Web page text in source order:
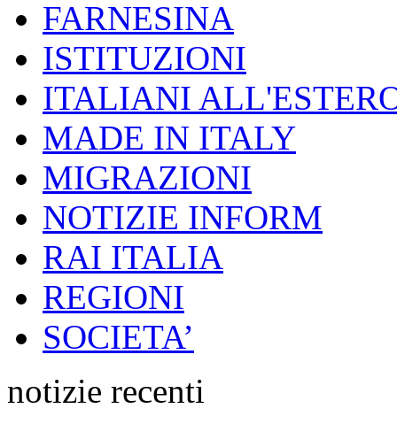
FARNESINA
ISTITUZIONI
ITALIANI
MADE IN ITALY
MIGRAZIONI
NOTIZIE INFORM
RAI ITALIA
REGIONI
SOCIETA’
notizie recenti